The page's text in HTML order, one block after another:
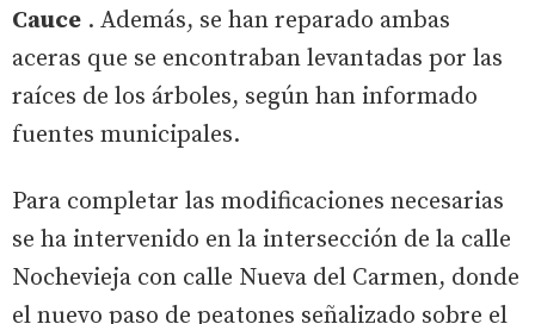
Cauce . Además, se han reparado ambas
aceras que se encontraban levantadas por las
raíces de los árboles, según han informado
fuentes municipales.
Para completar las modificaciones necesarias
se ha intervenido en la intersección de la calle
Nochevieja con calle Nueva del Carmen, donde
el nuevo paso de peatones señalizado sobre el